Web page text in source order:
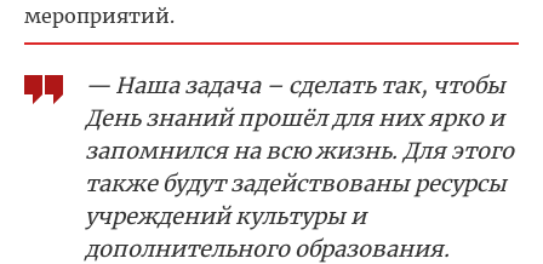
мероприятий.
— Наша задача – сделать так, чтобы
День знаний прошёл для них ярко и
запомнился на всю жизнь. Для этого
также будут задействованы ресурсы
учреждений культуры и
дополнительного образования.